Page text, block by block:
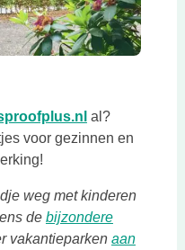
Deze link
al?
voor gezinnen en
weg met kinderen
de bijzondere
opent in een nieuwe tab
vakantieparken aan